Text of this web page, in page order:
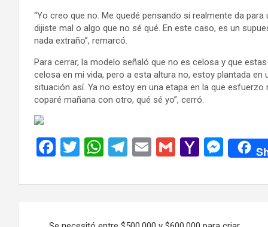
“Yo creo que no. Me quedé pensando si realmente da
dijiste mal o algo que no sé qué. En este caso, es un
nada extraño”, remarcó.
Para cerrar, la modelo señaló que no es celosa y que
celosa en mi vida, pero a esta altura no, estoy plantada
situación así. Ya no estoy en una etapa en la que
coparé mañana con otro, qué sé yo”, cerró.
F
ce
T
tt
W
at
T
e
E
ail
G
ail
Y
h
M
se